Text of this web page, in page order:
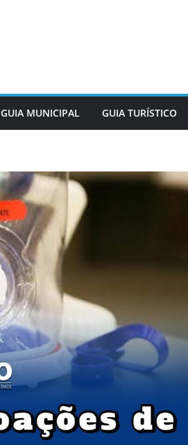
GUIA MUNICIPAL GUIA TURÍSTICO